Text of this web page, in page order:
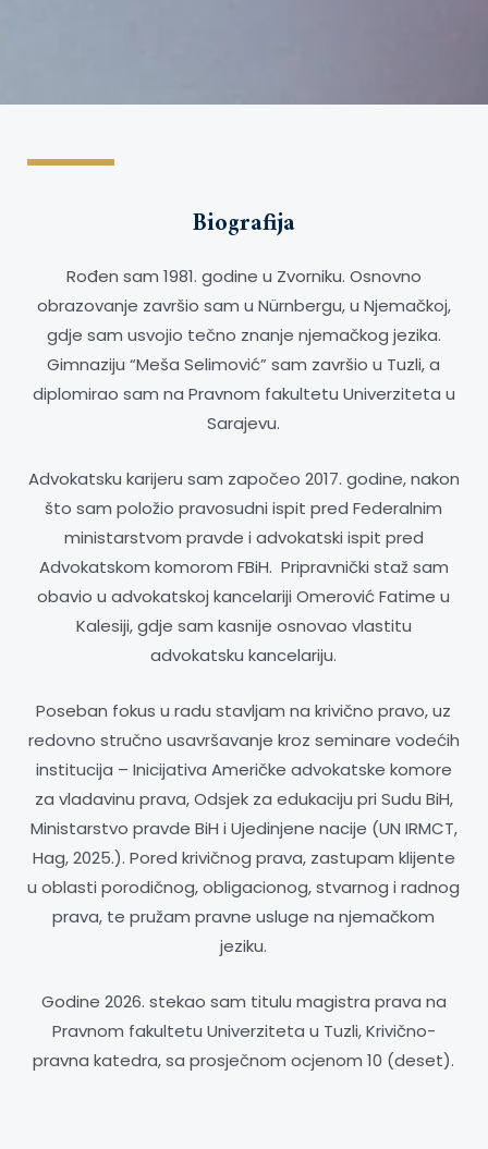
Biografija
Rođen sam 1981. godine u Zvorniku. Osnovno
obrazovanje završio sam u Nürnbergu, u Njemačkoj,
gdje sam usvojio tečno znanje njemačkog jezika.
Gimnaziju “Meša Selimović” sam završio u Tuzli, a
diplomirao sam na Pravnom fakultetu Univerziteta u
Sarajevu.
Advokatsku karijeru sam započeo 2017. godine, nakon
što sam položio pravosudni ispit pred Federalnim
ministarstvom pravde i advokatski ispit pred
Advokatskom komorom FBiH. Pripravnički staž sam
obavio u advokatskoj kancelariji Omerović Fatime u
Kalesiji, gdje sam kasnije osnovao vlastitu
advokatsku kancelariju.
Poseban fokus u radu stavljam na krivično pravo, uz
redovno stručno usavršavanje kroz seminare vodećih
institucija – Inicijativa Američke advokatske komore
za vladavinu prava, Odsjek za edukaciju pri Sudu BiH,
Ministarstvo pravde BiH i Ujedinjene nacije (UN IRMCT,
Hag, 2025.). Pored krivičnog prava, zastupam klijente
u oblasti porodičnog, obligacionog, stvarnog i radnog
prava, te pružam pravne usluge na njemačkom
jeziku.
Godine 2026. stekao sam titulu magistra prava na
Pravnom fakultetu Univerziteta u Tuzli, Krivično-
pravna katedra, sa prosječnom ocjenom 10 (deset).